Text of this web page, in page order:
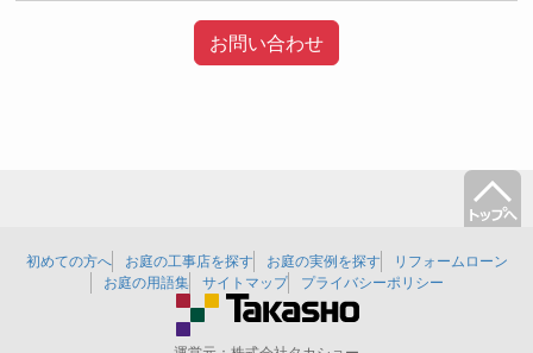
お問い合わせ
初めての方へ お庭の工事店を探す お庭の実例を探す
リフォームローン
お庭の用語集
サイトマップ プライバシーポリシー